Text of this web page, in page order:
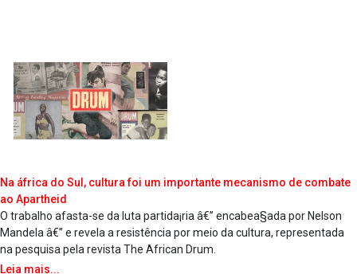
Na áfrica do Sul, cultura foi um importante mecanismo de combate
ao Apartheid
O trabalho afasta-se da luta partida¡ria â€” encabea§ada por Nelson
Mandela â€” e revela a resistência por meio da cultura, representada
na pesquisa pela revista The African Drum.
Leia mais...